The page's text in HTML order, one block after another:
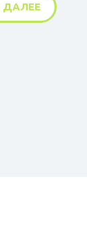
ДАЛЕЕ